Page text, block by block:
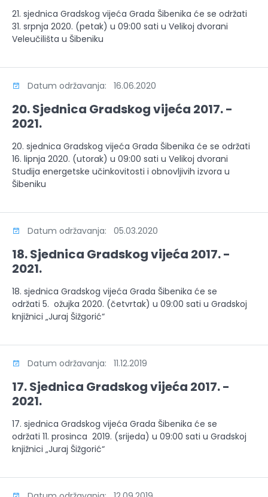
21. sjednica Gradskog vijeća Grada Šibenika će se održati
31. srpnja 2020. (petak) u 09:00 sati u Velikoj dvorani
Veleučilišta u Šibeniku
Datum održavanja: 16.06.2020
20. Sjednica Gradskog vijeća 2017. -
2021.
20. sjednica Gradskog vijeća Grada Šibenika će se održati
16. lipnja 2020. (utorak) u 09:00 sati u Velikoj dvorani
Studija energetske učinkovitosti i obnovljivih izvora u
Šibeniku
Datum održavanja: 05.03.2020
18. Sjednica Gradskog vijeća 2017. -
2021.
18. sjednica Gradskog vijeća Grada Šibenika će se
održati 5. ožujka 2020. (četvrtak) u 09:00 sati u Gradskoj
knjižnici „Juraj Šižgorić“
Datum održavanja: 11.12.2019
17. Sjednica Gradskog vijeća 2017. -
2021.
17. sjednica Gradskog vijeća Grada Šibenika će se
održati 11. prosinca 2019. (srijeda) u 09:00 sati u Gradskoj
knjižnici „Juraj Šižgorić“